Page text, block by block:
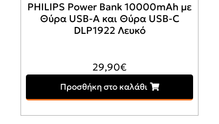
PHILIPS Power Bank 10000mAh με
Θύρα USB-A και Θύρα USB-C
DLP1922 Λευκό
29,90€
Προσθήκη στο καλάθι